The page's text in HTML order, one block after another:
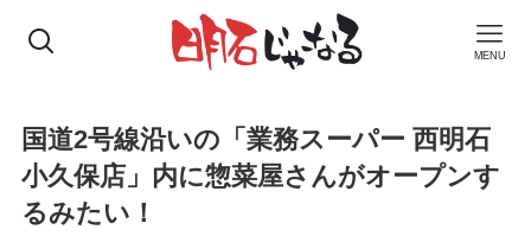
MENU
国道2号線沿いの「業務スーパー 西明石
小久保店」内に惣菜屋さんがオープンす
るみたい！